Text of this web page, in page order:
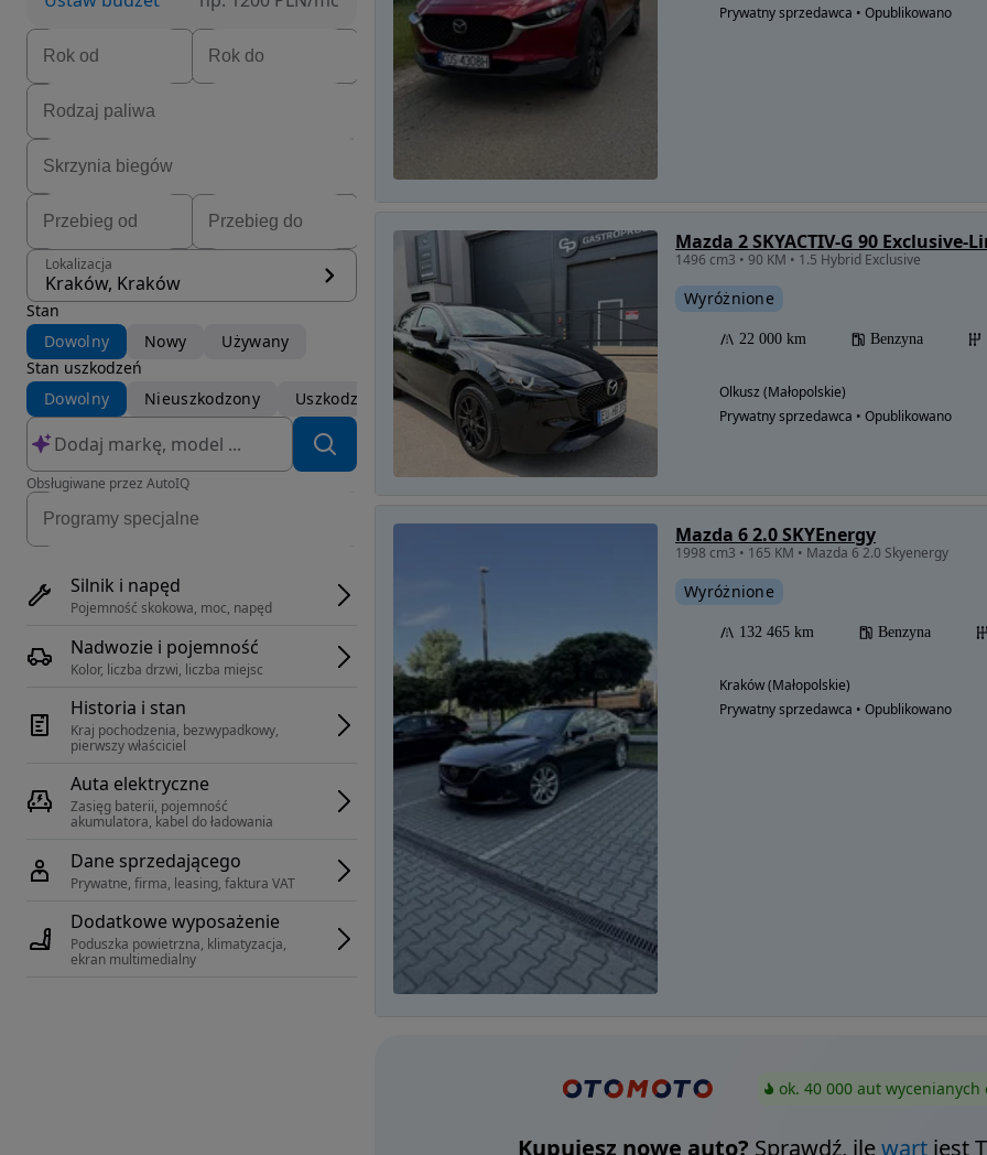
Lokalizacja
Kraków, Kraków
Stan
Dowolny
Nowy
Używany
Stan uszkodzeń
Dowolny
Nieuszkodzony Uszkodzony
Obsługiwane przez AutoIQ
Silnik i napęd
Pojemność skokowa, moc, napęd
Nadwozie i pojemność
Kolor, liczba drzwi, liczba miejsc
Historia i stan
Kraj pochodzenia, bezwypadkowy,
pierwszy właściciel
Auta elektryczne
Zasięg baterii, pojemność
akumulatora, kabel do ładowania
Dane sprzedającego
Prywatne, firma, leasing, faktura VAT
Dodatkowe wyposażenie
Poduszka powietrzna, klimatyzacja,
ekran multimedialny
Prywatny sprzedawca • Opublikowano
Mazda 2 SKYACTIV-G 90 Exclusive-
1496 cm3 • 90 KM • 1.5 Hybrid Exclusive
Wyróżnione
22 000 km Benzyna
Olkusz (Małopolskie)
Prywatny sprzedawca • Opublikowano
Mazda 6 2.0 SKYEnergy
1998 cm3 • 165 KM • Mazda 6 2.0 Skyenergy
Wyróżnione
132 465 km Benzyna
Kraków (Małopolskie)
Prywatny sprzedawca • Opublikowano
ok. 40 000 aut wycenianych
Kupujesz nowe auto? Sprawdź, ilewartjest